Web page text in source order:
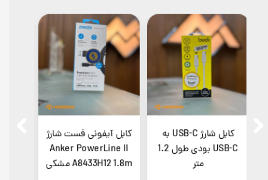
کابل آیفونی فست شارژ
Anker PowerLine II
A8433H12 1.8m مشکی
کابل شارژ USB-C به
‌USB-C بودی طول 1.2
متر